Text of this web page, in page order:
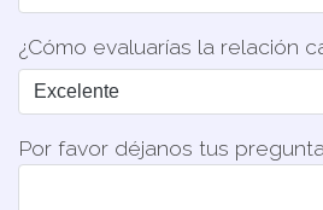
¿Cómo evaluarías la relación
Por favor déjanos tus